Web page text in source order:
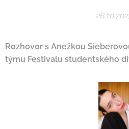
Rozhovor s Anežkou
týmu Festivalu studentského